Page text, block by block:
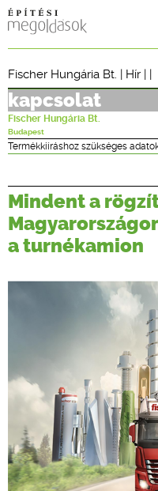
Fischer Hungária Bt. | Hír | |
kapcsolat
Fischer Hungária Bt.
Budapest
Termékkiíráshoz szükséges
Mindent a
a turnékamion